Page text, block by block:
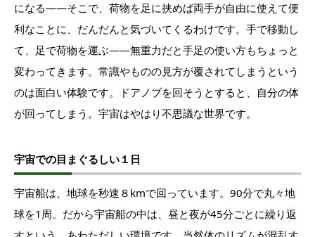
になる――そこで、荷物を足に挟めば両手が自由に使えて便
利なことに、だんだんと気づいてくるわけです。手で移動し
て、足で荷物を運ぶ――無重力だと手足の使い方もちょっと
変わってきます。常識やものの見方が覆されてしまうという
のは面白い体験です。ドアノブを回そうとすると、自分の体
が回ってしまう。宇宙はやはり不思議な世界です。
宇宙での目まぐるしい１日
宇宙船は、地球を秒速８kmで回っています。90分で丸々地
球を1周。だから宇宙船の中は、昼と夜が45分ごとに繰り返